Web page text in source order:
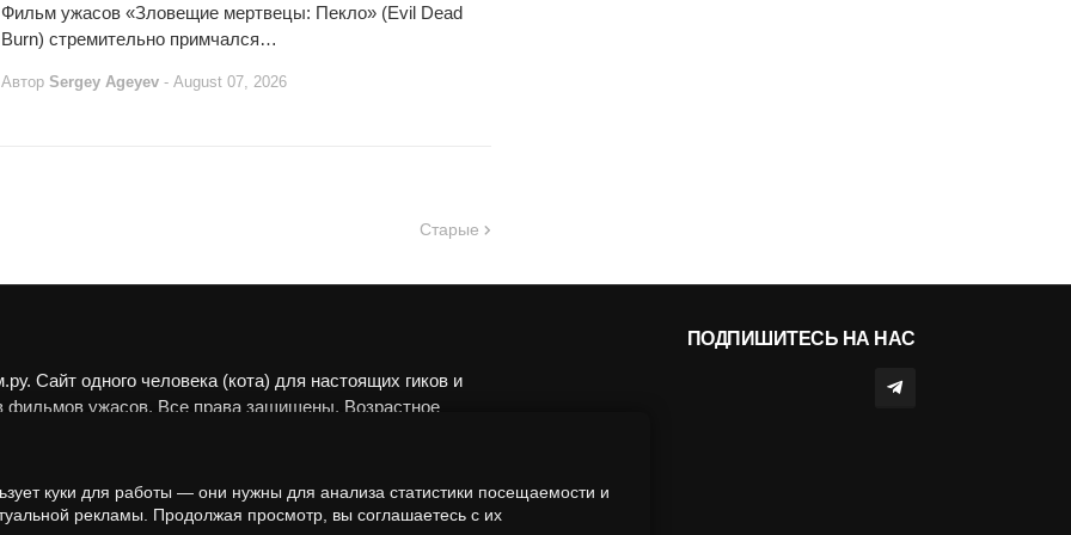
Фильм ужасов «Зловещие мертвецы: Пекло» (Evil Dead
Burn) стремительно примчался…
Автор Sergey Ageyev - August 07, 2026
Старые
Сайт одного человека (кота) для настоящих гиков и
фильмов ужасов. Все права защищены. Возрастное
представлены исключительно в развлекательных
целях. Мы не пропагандируем запрещённые
ПОДПИШИТЕСЬ НА НАС
куки для работы — они нужны для анализа статистики посещаемости и
рекламы. Продолжая просмотр, вы соглашаетесь с их